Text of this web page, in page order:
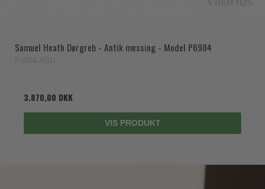
Samuel Heath Dørgreb - Antik messing - Model P6984
3.870,00 DKK
VIS PRODUKT